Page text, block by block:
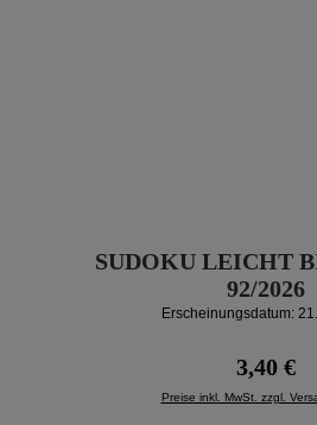
SUDOKU LEICHT
92/2026
Erscheinungsdatum:
Regulärer
3,40 €
Preise inkl. MwSt. zzgl.